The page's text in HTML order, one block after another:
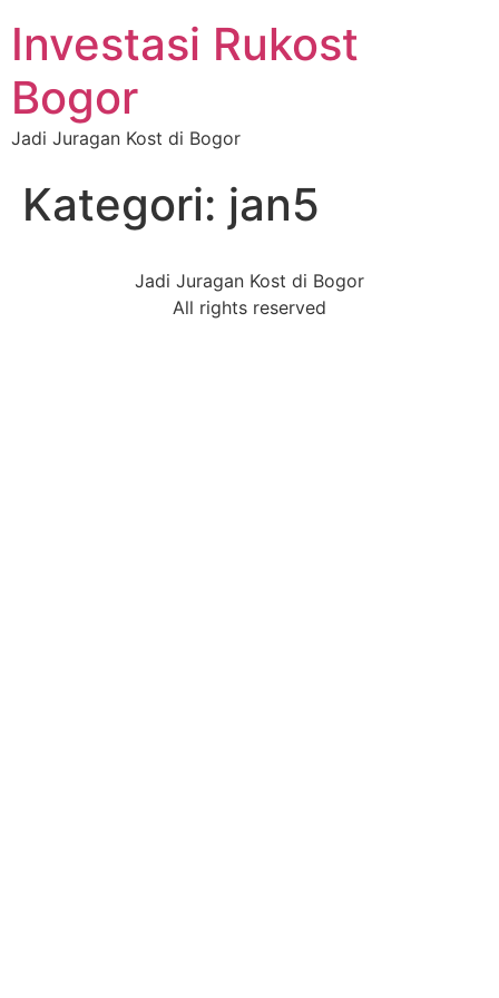
Investasi Rukost
Bogor
Jadi Juragan Kost di Bogor
Kategori: jan5
Jadi Juragan Kost di Bogor
All rights reserved